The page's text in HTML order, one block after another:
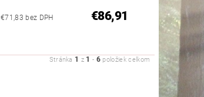
€71,83 bez DPH €86,91
Stránka 1 z 1 - 6 položiek celkom